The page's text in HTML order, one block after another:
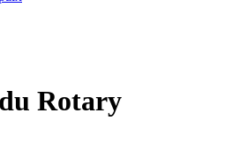
Rotary